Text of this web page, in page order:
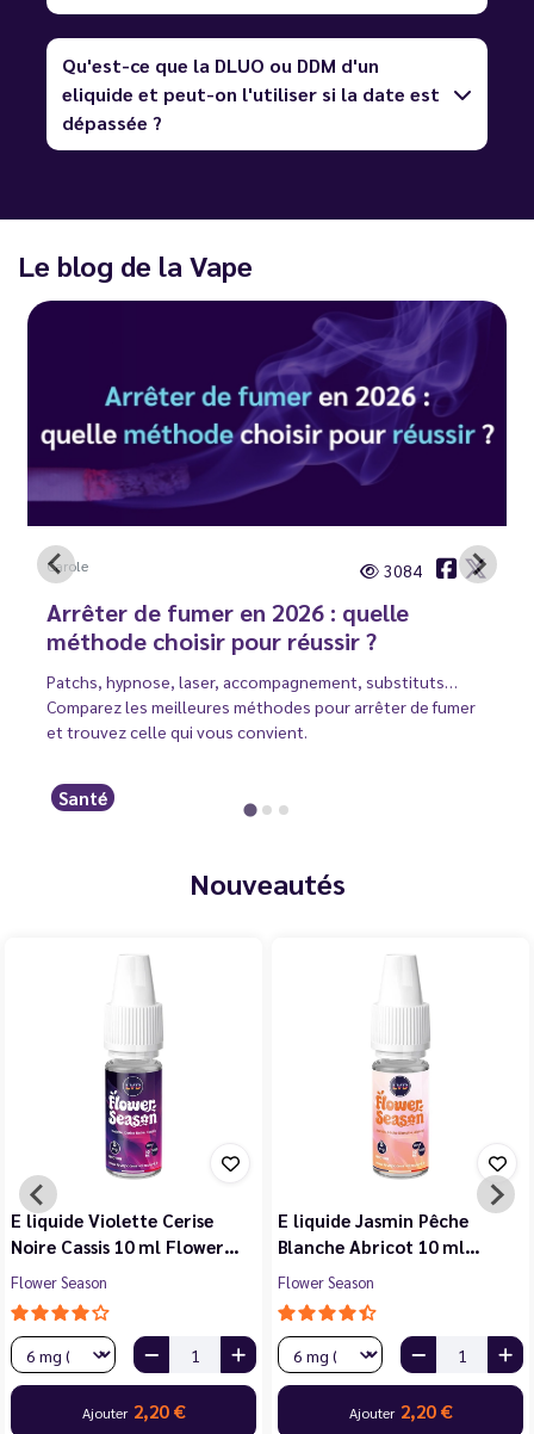
Qu'est-ce que la DLUO ou DDM d'un
eliquide et peut-on l'utiliser si la date est
dépassée ?
Le blog de la Vape
Carole 3084
Arrêter de fumer en 2026 : quelle
méthode choisir pour réussir ?
Patchs, hypnose, laser, accompagnement, substituts…
Comparez les meilleures méthodes pour arrêter de fumer
et trouvez celle qui vous convient.
Santé
Nouveautés
E liquide Violette Cerise
Noire Cassis 10 ml Flower…
Flower Season
Ajouter 2,20 €
E liquide Jasmin Pêche
Blanche Abricot 10 ml…
Flower Season
Ajouter 2,20 €